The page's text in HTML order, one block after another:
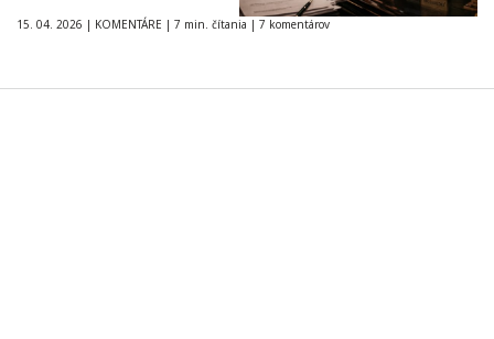
15. 04. 2026 | KOMENTÁRE | 7 min. čítania | 7 komentárov